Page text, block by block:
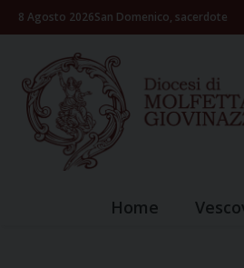
Skip8 Agosto 2026San Domenico, sacerdote
Home